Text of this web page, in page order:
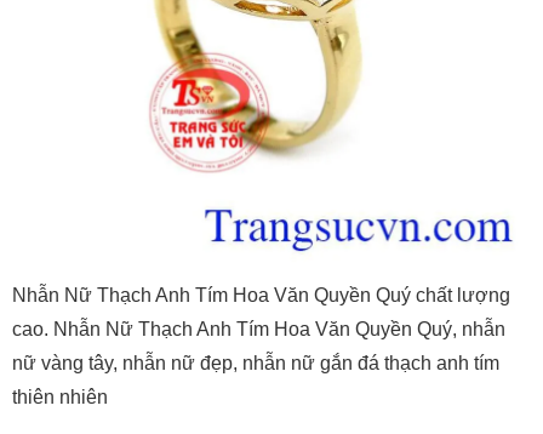
Nhẫn Nữ Thạch Anh Tím Hoa Văn Quyền Quý chất lượng
cao. Nhẫn Nữ Thạch Anh Tím Hoa Văn Quyền Quý, nhẫn
nữ vàng tây, nhẫn nữ đẹp, nhẫn nữ gắn đá thạch anh tím
thiên nhiên